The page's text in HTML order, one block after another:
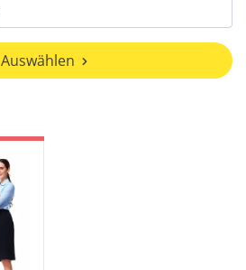
Auswählen